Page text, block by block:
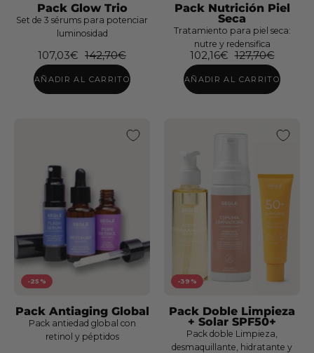
Pack
Luminosidad
Pack Glow Trio
Set de 3 sérums para potenciar
luminosidad
107,03€ 142,70€
AÑADIR AL CARRITO
Pack Nutrición Piel
Seca
Tratamiento para piel seca:
nutre y redensifica
102,16€ 127,70€
AÑADIR AL CARRITO
-25%
Pack Antiaging Global
Pack antiedad global con
retinol y péptidos
-39%
Pack Doble Limpieza
+ Solar SPF50+
Pack doble Limpieza,
desmaquillante, hidratante y